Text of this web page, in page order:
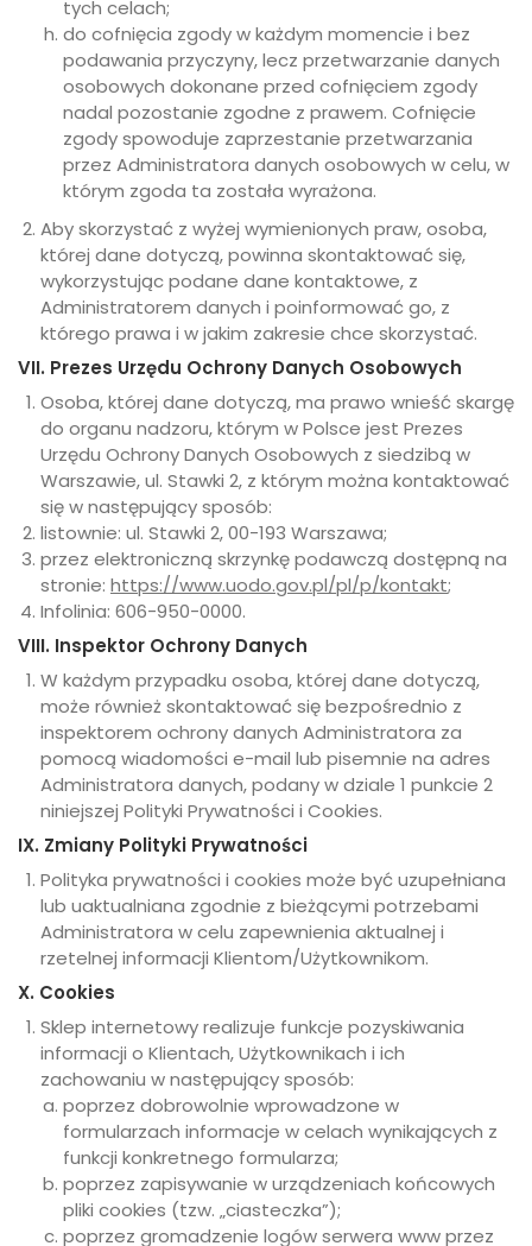
tych celach;
do cofnięcia zgody w każdym momencie i bez
podawania przyczyny, lecz przetwarzanie danych
osobowych dokonane przed cofnięciem zgody
nadal pozostanie zgodne z prawem. Cofnięcie
zgody spowoduje zaprzestanie przetwarzania
przez Administratora danych osobowych w celu, w
którym zgoda ta została wyrażona.
Aby skorzystać z wyżej wymienionych praw, osoba,
której dane dotyczą, powinna skontaktować się,
wykorzystując podane dane kontaktowe, z
Administratorem danych i poinformować go, z
którego prawa i w jakim zakresie chce skorzystać.
VII. Prezes Urzędu Ochrony Danych Osobowych
Osoba, której dane dotyczą, ma prawo wnieść skargę
do organu nadzoru, którym w Polsce jest Prezes
Urzędu Ochrony Danych Osobowych z siedzibą w
Warszawie, ul. Stawki 2, z którym można kontaktować
się w następujący sposób:
listownie: ul. Stawki 2, 00-193 Warszawa;
przez elektroniczną skrzynkę podawczą dostępną na
stronie: https://www.uodo.gov.pl/pl/p/kontakt;
Infolinia: 606-950-0000.
VIII. Inspektor Ochrony Danych
W każdym przypadku osoba, której dane dotyczą,
może również skontaktować się bezpośrednio z
inspektorem ochrony danych Administratora za
pomocą wiadomości e-mail lub pisemnie na adres
Administratora danych, podany w dziale 1 punkcie 2
niniejszej Polityki Prywatności i Cookies.
IX. Zmiany Polityki Prywatności
Polityka prywatności i cookies może być uzupełniana
lub uaktualniana zgodnie z bieżącymi potrzebami
Administratora w celu zapewnienia aktualnej i
rzetelnej informacji Klientom/Użytkownikom.
X. Cookies
Sklep internetowy realizuje funkcje pozyskiwania
informacji o Klientach, Użytkownikach i ich
zachowaniu w następujący sposób:
poprzez dobrowolnie wprowadzone w
formularzach informacje w celach wynikających z
funkcji konkretnego formularza;
poprzez zapisywanie w urządzeniach końcowych
pliki cookies (tzw. „ciasteczka”);
poprzez gromadzenie logów serwera www przez